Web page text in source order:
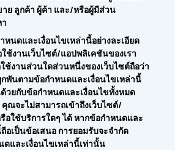
เป็น PPT
ป็น PDF
เป็น PDF
เป็น JPG
เป็น JPG
บบ
าย ลูกค้า ผู้ค้า และ/หรือผู้มีส่วน
หนดและเงื่อนไขเหล่านี้อย่างละเอียด
ช้งานเว็บไซต์/แอปพลิเคชันของเรา
ช้งานส่วนใดส่วนหนึ่งของเว็บไซต์ถือว่า
พันตามข้อกำหนดและเงื่อนไขเหล่านี้
วยกับข้อกำหนดและเงื่อนไขทั้งหมด
ณจะไม่สามารถเข้าถึงเว็บไซต์/
อใช้บริการใดๆ ได้ หากข้อกำหนดและ
อเป็นข้อเสนอ การยอมรับจะจำกัด
ดและเงื่อนไขเหล่านี้เท่านั้น